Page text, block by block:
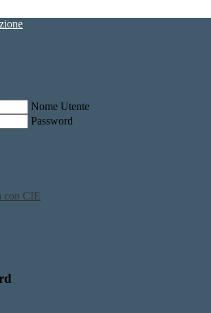
Nome Utente
Password
con CIE